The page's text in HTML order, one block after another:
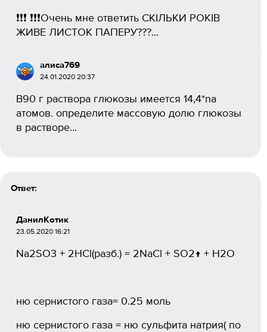
❗️❗️❗️ ❗️❗️❗️Очень мне ответить СКІЛЬКИ РОКІВ
ЖИВЕ ЛИСТОК ПАПЕРУ???...
алиса769
24.01.2020 20:37
В90 г раствора глюкозы имеется 14,4*na
атомов. определите массовую долю глюкозы
в растворе​...
Ответ:
ДанилКотик
23.05.2020 16:21
Na2SO3 + 2HCl(разб.) = 2NaCl + SO2↑ + H2O
ню сернистого газа= 0.25 моль
ню сернистого газа = ню сульфита натрия( по